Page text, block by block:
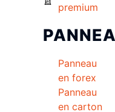
premium
Panneau
en forex
Panneau
en carton